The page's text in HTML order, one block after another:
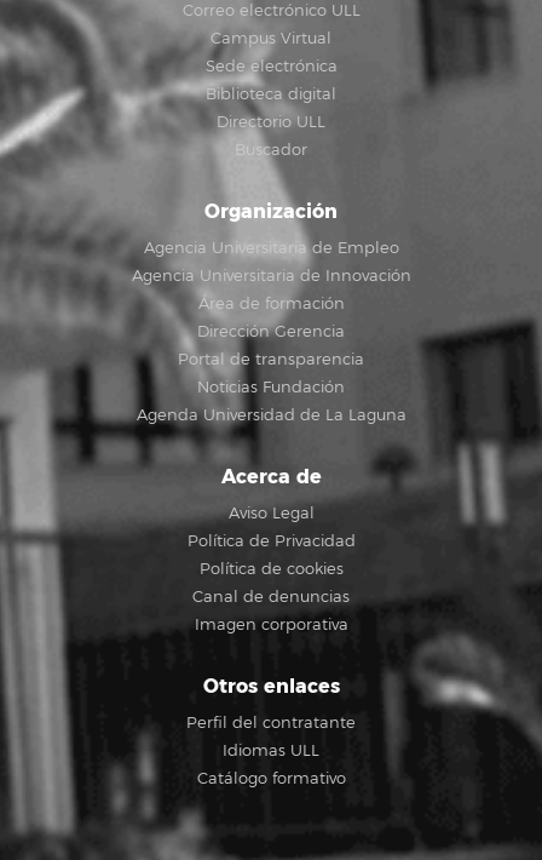
Correo electrónico ULL
Campus Virtual
Sede electrónica
Biblioteca digital
Directorio ULL
Buscador
Organización
Agencia Universitaria de Empleo
Agencia Universitaria de Innovación
Área de formación
Dirección Gerencia
Portal de transparencia
Noticias Fundación
Agenda Universidad de La Laguna
Acerca de
Aviso Legal
Política de Privacidad
Política de cookies
Canal de denuncias
Imagen corporativa
Otros enlaces
Perfil del contratante
Idiomas ULL
Catálogo formativo